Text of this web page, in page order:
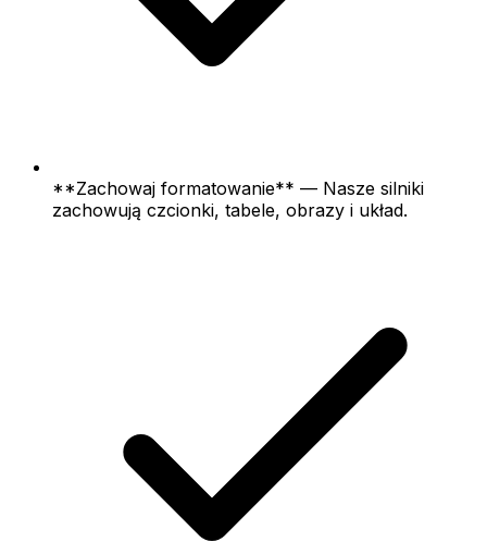
**Zachowaj formatowanie** — Nasze silniki
zachowują czcionki, tabele, obrazy i układ.